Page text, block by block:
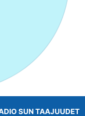
SUN TAAJUUDET